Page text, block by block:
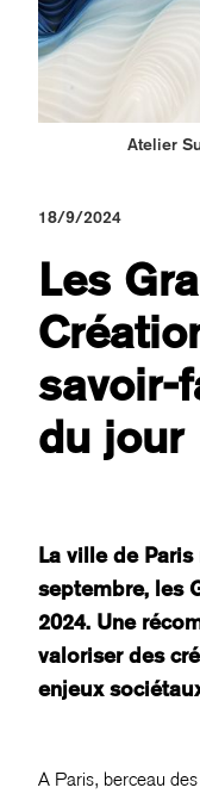
Atelier
18/9/2024
Les
savoir-
du jour
La ville de
septembre, les
2024. Une
valoriser des
enjeux
A Paris, berceau